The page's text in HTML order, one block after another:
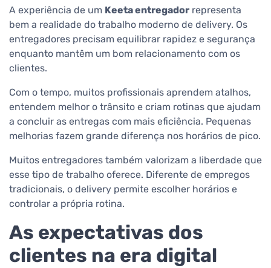
A experiência de um Keeta entregador representa
bem a realidade do trabalho moderno de delivery. Os
entregadores precisam equilibrar rapidez e segurança
enquanto mantêm um bom relacionamento com os
clientes.
Com o tempo, muitos profissionais aprendem atalhos,
entendem melhor o trânsito e criam rotinas que ajudam
a concluir as entregas com mais eficiência. Pequenas
melhorias fazem grande diferença nos horários de pico.
Muitos entregadores também valorizam a liberdade que
esse tipo de trabalho oferece. Diferente de empregos
tradicionais, o delivery permite escolher horários e
controlar a própria rotina.
As expectativas dos
clientes na era digital